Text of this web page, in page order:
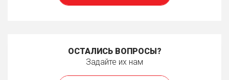
ОСТАЛИСЬ ВОПРОСЫ?
Задайте их нам